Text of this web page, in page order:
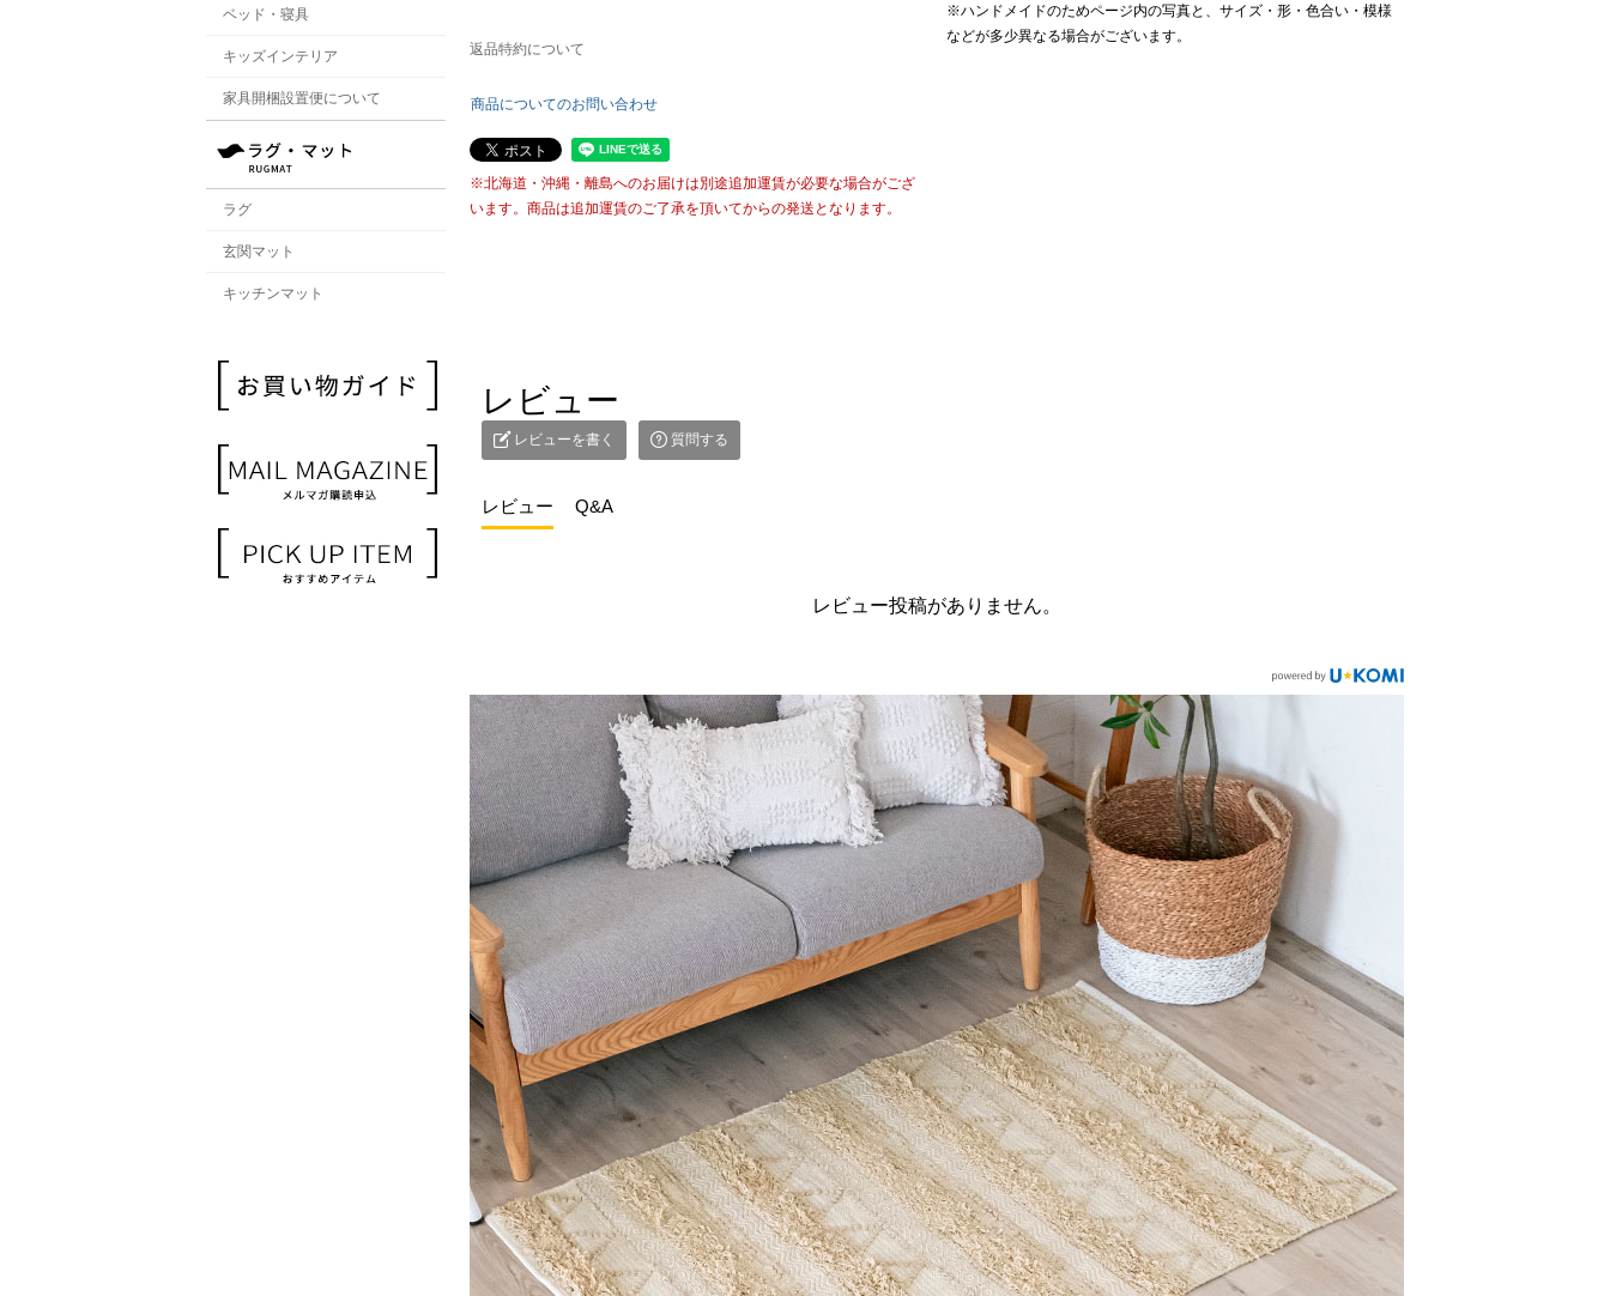
ベッド・寝具
キッズインテリア
家具開梱設置便について
ラグ
玄関マット
キッチンマット
返品特約について
商品についてのお問い合わせ
※北海道・沖縄・離島へのお届けは別途追加運賃が必要な場合がござ
います。商品は追加運賃のご了承を頂いてからの発送となります。
※ハンドメイドのためページ内の写真と、サイズ・形・色合い・模様
などが多少異なる場合がございます。
レビュー
レビューを書く 質問する
レビュー Q&A
レビュー投稿がありません。